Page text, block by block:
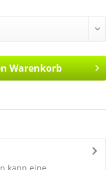
Warenkorb